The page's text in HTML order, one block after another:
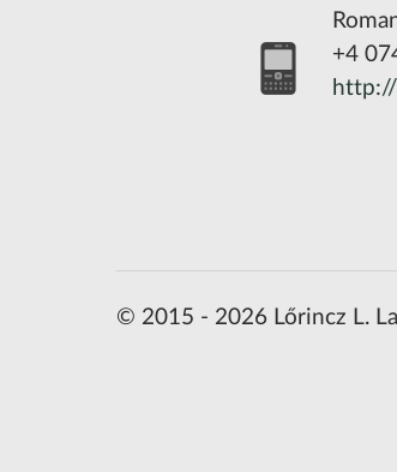
+4
© 2015 - 2026 Lőrincz L.